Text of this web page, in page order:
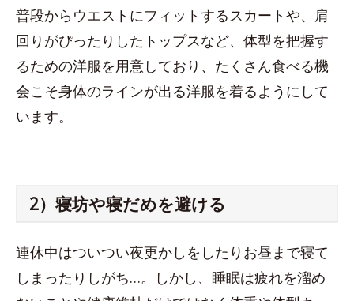
普段からウエストにフィットするスカートや、肩
回りがぴったりしたトップスなど、体型を把握す
るための洋服を用意しており、たくさん食べる機
会こそ身体のラインが出る洋服を着るようにして
います。
2）寝坊や寝だめを避ける
連休中はついつい夜更かしをしたりお昼まで寝て
しまったりしがち…。しかし、睡眠は疲れを溜め